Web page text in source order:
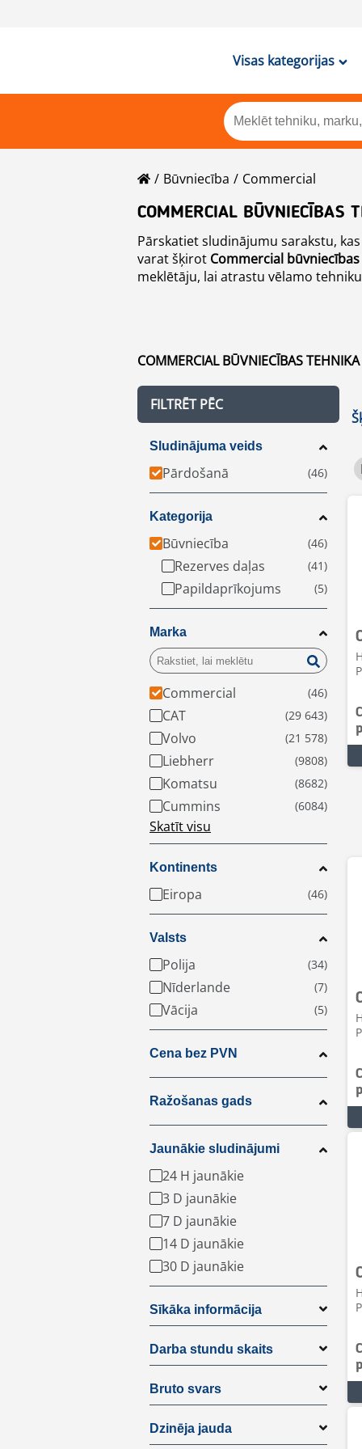
Visas kategorijas
Būvniecība
Commercial
COMMERCIAL BŪVNIECĪBAS
Pārskatiet sludinājumu sarakstu,
varat šķirot Commercial
meklētāju, lai atrastu vēlamo
COMMERCIAL BŪVNIECĪBAS
FILTRĒT PĒC
Sludinājuma veids
Pārdošanā
Kategorija
Būvniecība
Rezerves daļas
Papildaprīkojums
Marka
Commercial
CAT
Volvo
Liebherr
Komatsu
Cummins
Skatīt visu
Kontinents
Eiropa
Valsts
Polija
Nīderlande
Vācija
Cena bez PVN
Ražošanas gads
Jaunākie sludinājumi
24 H jaunākie
3 D jaunākie
7 D jaunākie
14 D jaunākie
30 D jaunākie
Sīkāka informācija
Darba stundu skaits
Bruto svars
Dzinēja jauda